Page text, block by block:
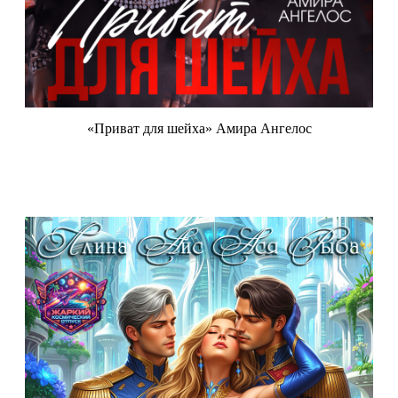
«Приват для шейха» Амира Ангелос